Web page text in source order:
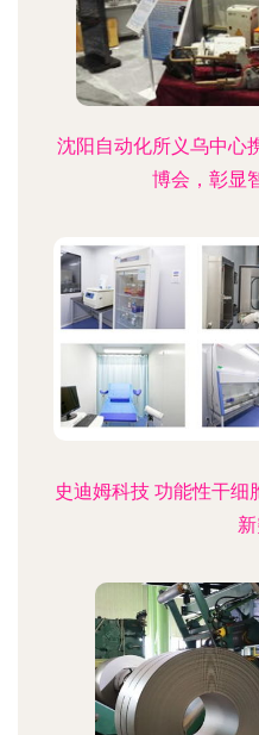
沈阳自动化所义乌中心
博会，彰显
史迪姆科技 功能性干细